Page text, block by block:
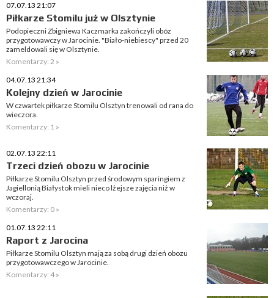
07.07.13 21:07
Piłkarze Stomilu już w Olsztynie
Podopieczni Zbigniewa Kaczmarka zakończyli obóz
przygotowawczy w Jarocinie. "Biało-niebiescy" przed 20
zameldowali się w Olsztynie.
Komentarzy: 2 »
04.07.13 21:34
Kolejny dzień w Jarocinie
W czwartek piłkarze Stomilu Olsztyn trenowali od rana do
wieczora.
Komentarzy: 1 »
02.07.13 22:11
Trzeci dzień obozu w Jarocinie
Piłkarze Stomilu Olsztyn przed środowym sparingiem z
Jagiellonią Białystok mieli nieco lżejsze zajęcia niż w
wczoraj.
Komentarzy: 0 »
01.07.13 22:11
Raport z Jarocina
Piłkarze Stomilu Olsztyn mają za sobą drugi dzień obozu
przygotowawczego w Jarocinie.
Komentarzy: 4 »